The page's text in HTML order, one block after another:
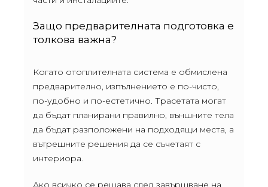
Защо предварителната подготовка е
толкова важна?
Когато отоплителната система е обмислена
предварително, изпълнението е по-чисто,
по-удобно и по-естетично. Трасетата могат
да бъдат планирани правилно, външните тела
да бъдат разположени на подходящи места, а
вътрешните решения да се съчетаят с
интериора.
Ако всичко се решава след завършване на